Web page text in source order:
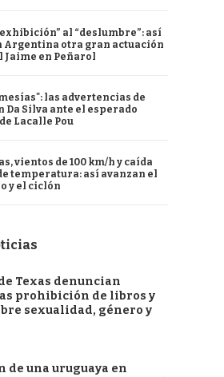
al “deslumbre”: así
Argentina otra gran actuación
Jaime en Peñarol
las advertencias de
Da Silva ante el esperado
Lacalle Pou
vientos de 100 km/h y caída
temperatura: así avanzan el
y el ciclón
Texas denuncian
prohibición de libros y
sexualidad, género y
de una uruguaya en